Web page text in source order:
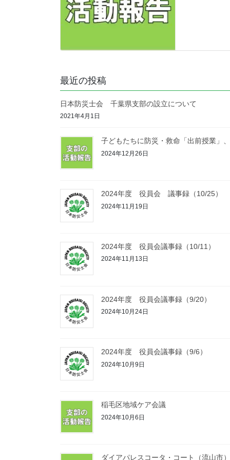
最近の投稿
日本防災士会 千葉県支部の設立について
2021年4月1日
子どもたちに防災・救命「出前授業」
2024年12月26日
2024年度 役員会 議事録（10/25）
2024年11月19日
2024年度 役員会議事録（10/11）
2024年11月13日
2024年度 役員会議事録（9/20）
2024年10月24日
2024年度 役員会議事録（9/6）
2024年10月9日
稲毛区地域ケア会議
2024年10月6日
ダイアパレスコータ・コート（流山市